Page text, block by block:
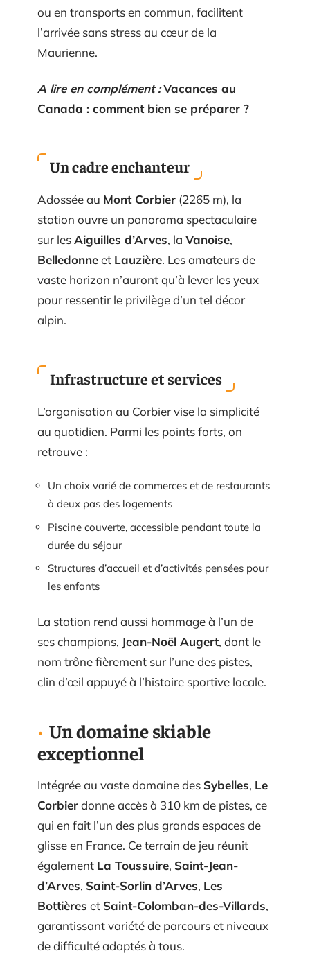
ou en transports en commun, facilitent
l’arrivée sans stress au cœur de la
Maurienne.
A lire en complément :Vacances au
Canada : comment bien se préparer ?
Un cadre enchanteur
Adossée au Mont Corbier (2265 m), la
station ouvre un panorama spectaculaire
sur lesAiguilles d’Arves, la Vanoise,
Belledonneet Lauzière. Les amateurs de
vaste horizon n’auront qu’à lever les yeux
pour ressentir le privilège d’un tel décor
alpin.
Infrastructure et services
L’organisation au Corbier vise la simplicité
au quotidien. Parmi les points forts, on
retrouve :
Un choix varié de commerces et de restaurants
à deux pas des logements
Piscine couverte, accessible pendant toute la
durée du séjour
Structures d’accueil et d’activités pensées pour
les enfants
La station rend aussi hommage à l’un de
ses champions, Jean-Noël Augert, dont le
nom trône fièrement sur l’une des pistes,
clin d’œil appuyé à l’histoire sportive locale.
Un domaine skiable
exceptionnel
Intégrée au vaste domaine des Sybelles, Le
Corbierdonne accès à 310 km de pistes, ce
qui en fait l’un des plus grands espaces de
glisse en France. Ce terrain de jeu réunit
également La Toussuire, Saint-Jean-
d’Arves, Saint-Sorlin d’Arves, Les
Bottières et Saint-Colomban-des-Villards,
garantissant variété de parcours et niveaux
de difficulté adaptés à tous.